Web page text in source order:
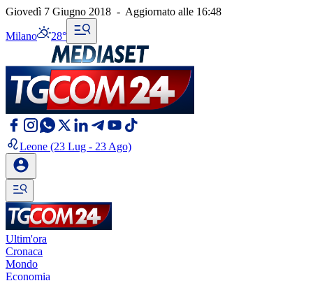
Giovedì 7 Giugno 2018 - Aggiornato alle 16:48
Milano 28°
Leone (23 Lug - 23 Ago)
Ultim'ora
Cronaca
Mondo
Economia